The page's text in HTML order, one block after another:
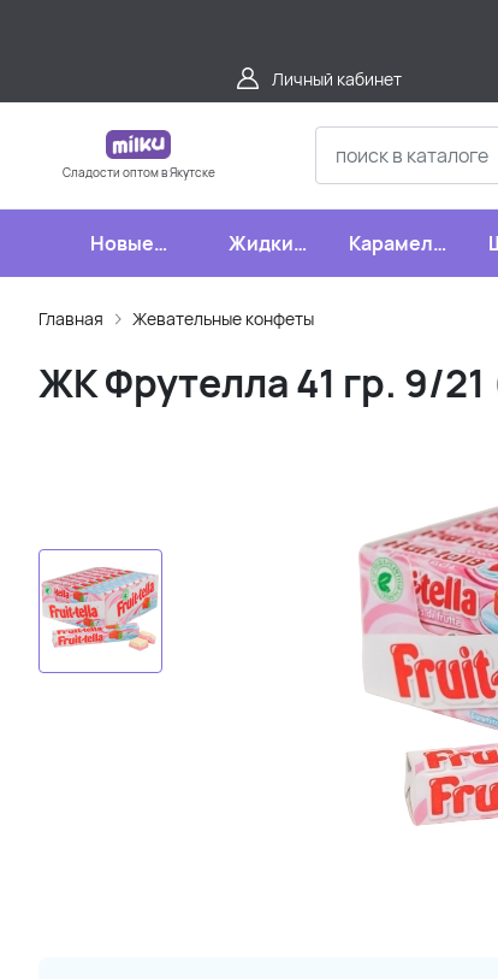
Личный кабинет
Сладости оптом в Якутске
Новые
поступления
Жидкие
конфеты
Карамель,
леденцы,
Главная Жевательные конфеты
ЖК Фрутелла 41 гр. 9/21